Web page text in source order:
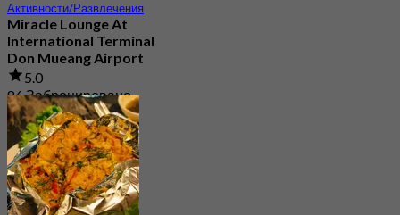
Активности/Развлечения
Miracle Lounge At
International Terminal
Don Mueang Airport
5.0
86 Забронировано
От฿ 960